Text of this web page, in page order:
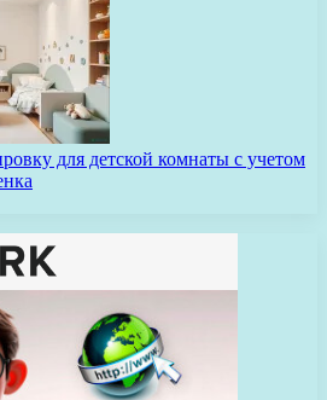
для детской комнаты с учетом